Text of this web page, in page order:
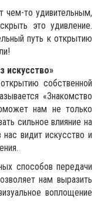
то удивительным,
это удивление.
путь к открытию
искусство»
собственной
«Знакомство
нам не только
сильное влияние на
видит искусство и
способов передачи
нам выразить
воплощение